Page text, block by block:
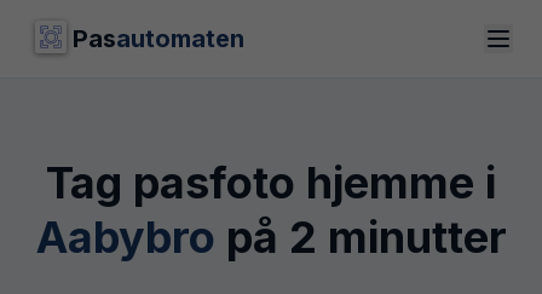
Pasautomaten
Tag pasfoto hjemme i
Aabybro på 2 minutter